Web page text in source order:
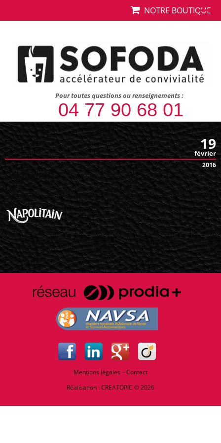
NOTRE BOUTIQUE
Pour toutes questions ou renseignements :
04 77 90 68 01
19
février
2016
napolitain
Mentions légales
Contact
Réalisation :CREATOPIC © 2026